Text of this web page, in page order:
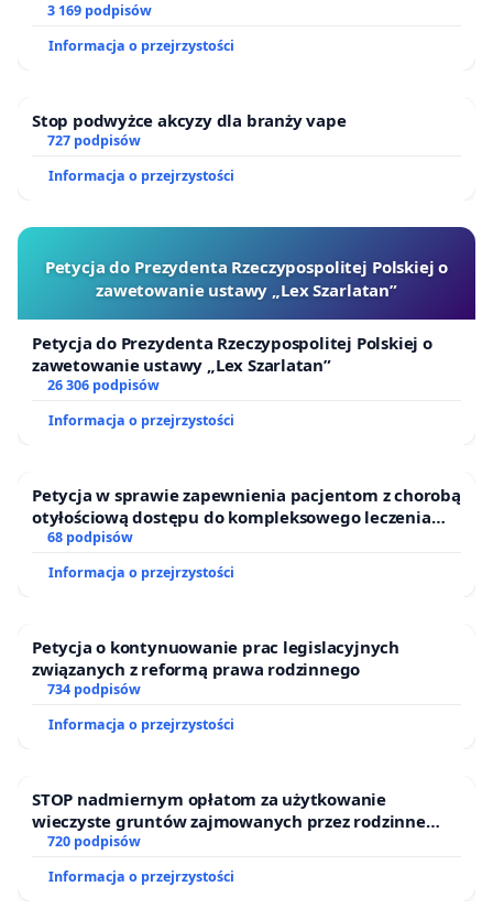
przewidywalności i stabilności prawa.
3. Podwójne obciążenie konsumentów:
Obciążenie najpopularniejszych urządzeń opłatą w
konsumentów, którzy i tak już finansują treści za
pośrednictwem abonamentów streamingowych
czy płatnych e-booków. Oznacza to podwójne
opodatkowanie tej samej czynności:
-zakup sprzętu z opłatą reprograficzną;
płatnych subskrypcji.
Opłata reprograficzna jest pobierana globalnie od
każdego nabywcy sprzętu, niezależnie od tego, czy
korzysta on z materiałów chronionych prawem
korzystający z nielegalnych serwisów filmowych
wchodzi na nie 8,3 razy miesięcznie – poniżej
średniej UE (10,2)[źródło]. Zatem większość
nabywców sprzętu nie generuje szkody dla
finansowej kluczowych urzędników i sędziów
3 169 podpisów
Informacja o przejrzystości
Stop podwyżce akcyzy dla branży vape
727 podpisów
Informacja o przejrzystości
Petycja do Prezydenta Rzeczypospolitej Polskiej o
zawetowanie ustawy „Lex Szarlatan”
Petycja do Prezydenta Rzeczypospolitej Polskiej o
zawetowanie ustawy „Lex Szarlatan”
26 306 podpisów
Informacja o przejrzystości
Petycja w sprawie zapewnienia pacjentom z chorobą
otyłościową dostępu do kompleksowego leczenia
oraz programów profilaktycznych.
68 podpisów
Informacja o przejrzystości
Petycja o kontynuowanie prac legislacyjnych
związanych z reformą prawa rodzinnego
734 podpisów
Informacja o przejrzystości
STOP nadmiernym opłatom za użytkowanie
wieczyste gruntów zajmowanych przez rodzinne
ogrody działkowe.
720 podpisów
Informacja o przejrzystości